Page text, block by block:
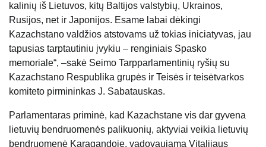
kalinių iš Lietuvos, kitų Baltijos valstybių, Ukrainos,
Rusijos, net ir Japonijos. Esame labai dėkingi
Kazachstano valdžios atstovams už tokias iniciatyvas, jau
tapusias tarptautiniu įvykiu – renginiais Spasko
memoriale“, –sakė Seimo Tarpparlamentinių ryšių su
Kazachstano Respublika grupės ir Teisės ir teisėtvarkos
komiteto pirmininkas J. Sabatauskas.
Parlamentaras priminė, kad Kazachstane vis dar gyvena
lietuvių bendruomenės palikuonių, aktyviai veikia lietuvių
bendruomenė Karagandoje, vadovaujama Vitalijaus